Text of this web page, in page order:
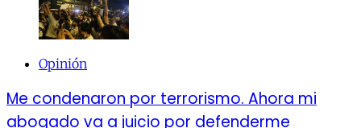
Opinión
Me condenaron por terrorismo. Ahora mi
abogado va a juicio por defenderme